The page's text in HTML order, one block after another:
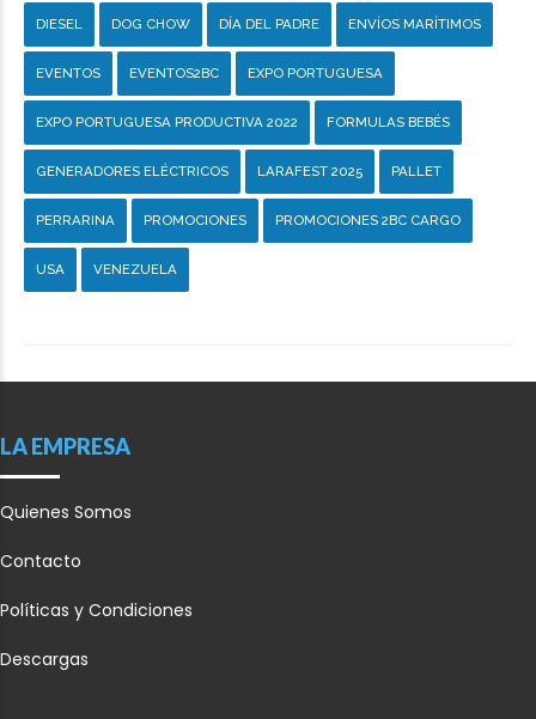
DIESEL DOG CHOW DÍA DEL PADRE ENVÍOS MARÍTIMOS
EVENTOS EVENTOS2BC EXPO PORTUGUESA
EXPO PORTUGUESA PRODUCTIVA 2022 FORMULAS BEBÉS
GENERADORES ELÉCTRICOS LARAFEST 2025 PALLET
PERRARINA PROMOCIONES PROMOCIONES 2BC CARGO
USA VENEZUELA
LA EMPRESA
Quienes Somos
Contacto
Políticas y Condiciones
Descargas